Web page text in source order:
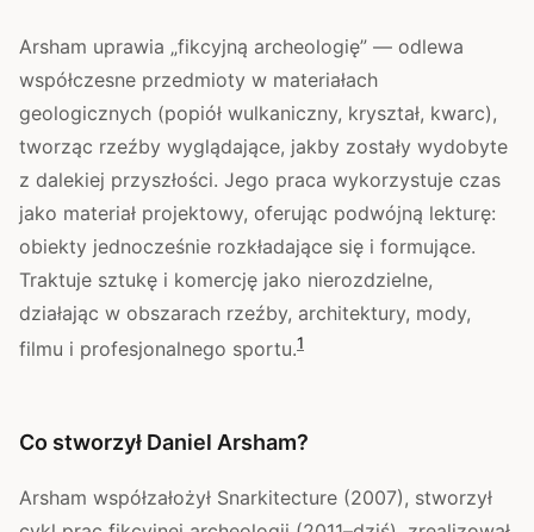
Arsham uprawia „fikcyjną archeologię” — odlewa
współczesne przedmioty w materiałach
geologicznych (popiół wulkaniczny, kryształ, kwarc),
tworząc rzeźby wyglądające, jakby zostały wydobyte
z dalekiej przyszłości. Jego praca wykorzystuje czas
jako materiał projektowy, oferując podwójną lekturę:
obiekty jednocześnie rozkładające się i formujące.
Traktuje sztukę i komercję jako nierozdzielne,
działając w obszarach rzeźby, architektury, mody,
filmu i profesjonalnego sportu.1
Co stworzył Daniel Arsham?
Arsham współzałożył Snarkitecture (2007), stworzył